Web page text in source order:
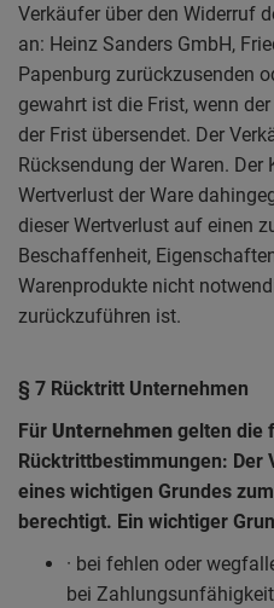
Verkäufer über den Widerruf
an: Heinz Sanders GmbH,
Papenburg zurückzusenden
gewahrt ist die Frist, wenn
der Frist übersendet. Der
Rücksendung der Waren.
Wertverlust der Ware
dieser Wertverlust auf einen
Beschaffenheit,
Warenprodukte nicht
zurückzuführen ist.
§ 7 Rücktritt Unternehmen
Für Unternehmen gelten die
Rücktrittbestimmungen:
eines wichtigen Grundes
berechtigt. Ein wichtiger
· bei fehlen oder
bei